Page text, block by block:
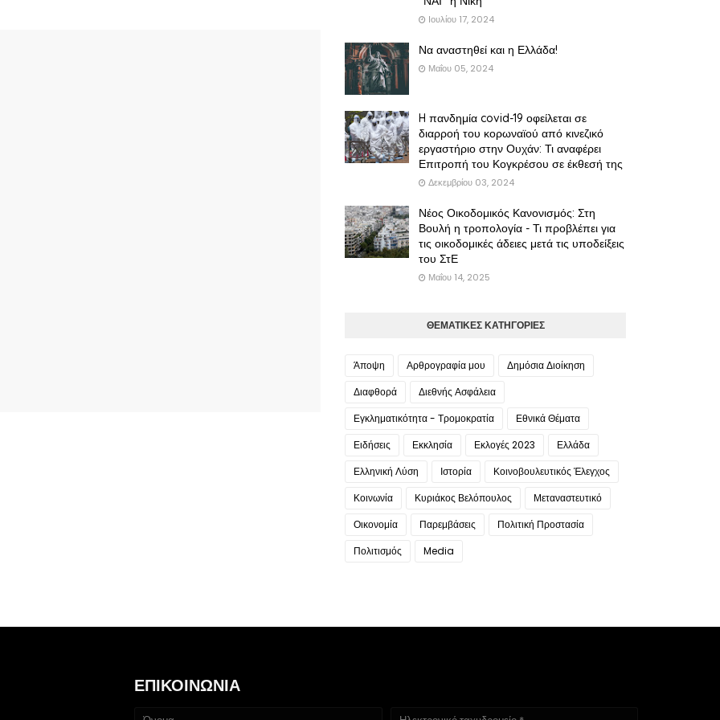
Ιουλίου 17, 2024
Να αναστηθεί και η Ελλάδα!
Μαΐου 05, 2024
H πανδημία covid-19 οφείλεται σε
διαρροή του κορωναϊού από κινεζικό
εργαστήριο στην Ουχάν: Τι αναφέρει
Επιτροπή του Κογκρέσου σε έκθεσή της
Δεκεμβρίου 03, 2024
Νέος Οικοδομικός Κανονισμός: Στη
Βουλή η τροπολογία - Τι προβλέπει για
τις οικοδομικές άδειες μετά τις υποδείξεις
του ΣτΕ
Μαΐου 14, 2025
ΘΕΜΑΤΙΚΕΣ ΚΑΤΗΓΟΡΙΕΣ
Άποψη Αρθρογραφία μου
Δημόσια Διοίκηση
Διαφθορά
Διεθνής Ασφάλεια
Εγκληματικότητα - Τρομοκρατία
Εθνικά Θέματα
Ειδήσεις
Εκκλησία Εκλογές 2023
Ελλάδα
Ελληνική Λύση
Ιστορία
Κοινοβουλευτικός Έλεγχος
Κοινωνία
Κυριάκος Βελόπουλος
Μεταναστευτικό
Οικονομία
Παρεμβάσεις
Πολιτική Προστασία
Πολιτισμός
Media
ΕΠΙΚΟΙΝΩΝΙΑ